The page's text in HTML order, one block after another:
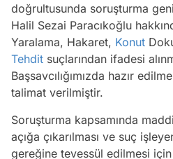
doğrultusunda soruşturma
Halil Sezai Paracıkoğlu
Yaralama, Hakaret, Konut
Tehdit suçlarından ifadesi
Başsavcılığımızda hazır
talimat verilmiştir.
Soruşturma kapsamında
açığa çıkarılması ve suç
gereğine tevessül edilmesi